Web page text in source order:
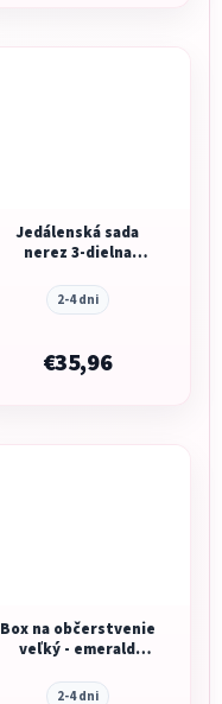
Jedálenská sada
nerez 3-dielna
2-4 dni
€35,96
Box na občerstvenie
veľký - emerald
2-4 dni